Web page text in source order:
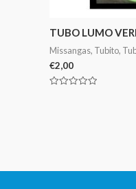
TUBO LUMO
Missangas, Tubito,
€2,00